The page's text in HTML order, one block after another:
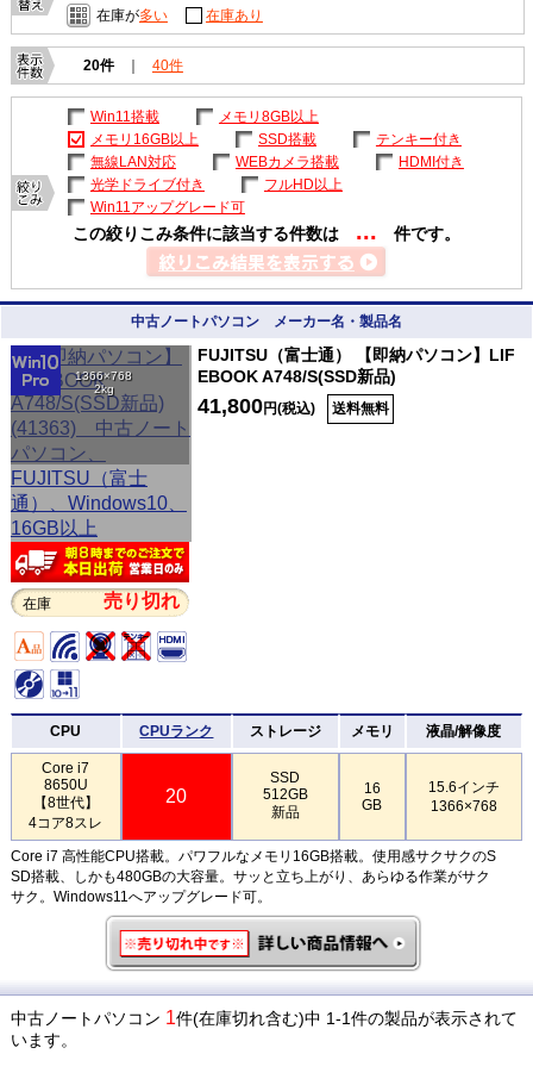
在庫が多い 在庫あり
20件 ｜ 40件
Win11搭載
メモリ8GB以上
メモリ16GB以上
SSD搭載
テンキー付き
無線LAN対応
WEBカメラ搭載
HDMI付き
光学ドライブ付き
フルHD以上
Win11アップグレード可
この絞りこみ条件に該当する件数は ... 件です。
中古ノートパソコン メーカー名・製品名
1366×768
2kg
在庫 売り切れ
FUJITSU（富士通） 【即納パソコン】LIF
EBOOK A748/S(SSD新品)
41,800円(税込) 送料無料
CPU CPUランク ストレージ メモリ 液晶/解像度
Core i7
8650U
【8世代】
4コア8スレ
20
SSD
512GB
新品
16
GB
15.6インチ
1366×768
Core i7 高性能CPU搭載。パワフルなメモリ16GB搭載。使用感サクサクのS
SD搭載、しかも480GBの大容量。サッと立ち上がり、あらゆる作業がサク
サク。Windows11へアップグレード可。
中古ノートパソコン 1件(在庫切れ含む)中 1-1件の製品が表示されて
います。